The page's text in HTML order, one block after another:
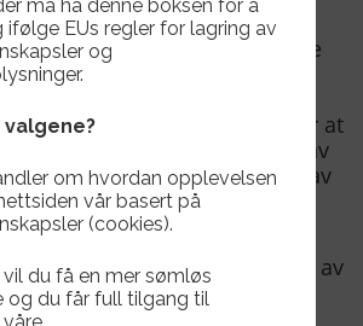
for at hovedtreneren på de
kravene for
i aldersgruppen. Sammen
i klubben skal han sørge for at
trenger det, tilbys de delene av
som er nødvendig i løpet av
sammen med
Herds plan for oppstart av
sportsplan ift det første året
Rollen hører under
må ha denne boksen for å
EUs regler for lagring av
og
valgene?
om hvordan opplevelsen
vår basert på
(cookies).
du få en mer sømløs
og du får full tilgang til